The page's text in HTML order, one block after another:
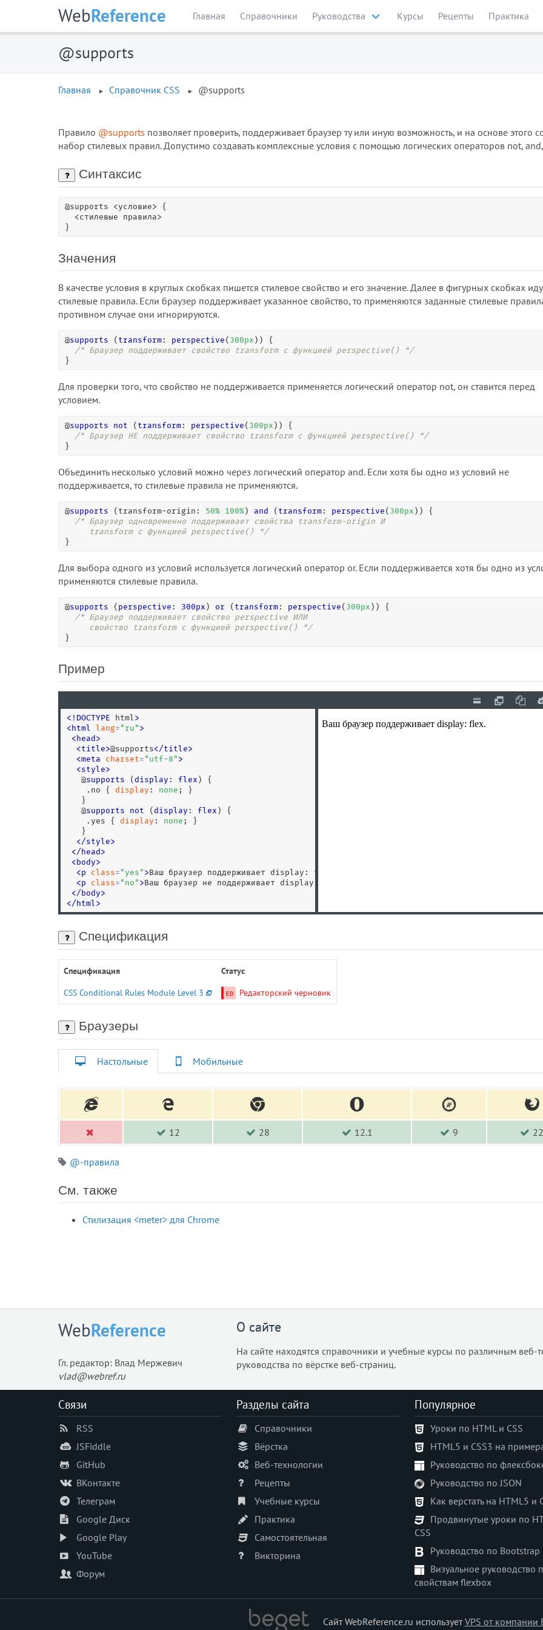
WebReference Главная Справочники Руководства Курсы Рецепты Практика
@supports
Главная Справочник CSS @supports
Правило @supports позволяет проверить, поддерживает браузер ту или иную возможность, и на основе этого
набор стилевых правил. Допустимо создавать комплексные условия с помощью логических операторов not,
Синтаксис
@supports <условие> {
  <стилевые правила>
}
Значения
В качестве условия в круглых скобках пишется стилевое свойство и его значение. Далее в фигурных скобках
стилевые правила. Если браузер поддерживает указанное свойство, то применяются заданные стилевые
противном случае они игнорируются.
@supports ( transform : perspective ( 300px )) {
/* Браузер поддерживает свойство transform с функцией perspective() */
}
Для проверки того, что свойство не поддерживается применяется логический оператор not, он ставится перед
условием.
@supports not ( transform : perspective ( 300px )) {
/* Браузер НЕ поддерживает свойство transform с функцией perspective() */
}
Объединить несколько условий можно через логический оператор and. Если хотя бы одно из условий не
поддерживается, то стилевые правила не применяются.
@supports (transform-origin: 50% 100%) and ( transform : perspective ( 300px )) {
/* Браузер одновременно поддерживает свойства transform-origin И
     transform с функцией perspective() */
}
Для выбора одного из условий используется логический оператор or. Если поддерживается хотя бы одно из
применяются стилевые правила.
@supports ( perspective : 300px ) or ( transform : perspective ( 300px )) {
/* Браузер поддерживает свойство perspective ИЛИ
     свойство transform с функцией perspective() */
}
Пример
< ! DOCTYPE html >
< html lang= " ru " >
< head >
<title>@supports</title>
<meta charset= " utf-8 " >
<style>
   @
supports ( display : flex ) {
.no { display : none ; }
   }
   @
supports not ( display : flex ) {
.yes { display : none ; }
   }
</style>
</ head >
< body>
<p class= " yes " >Ваш браузер поддерживает display: flex.
<p class= " no " >Ваш браузер не поддерживает display: flex.
</ body>
</ html >
Спецификация
Спецификация
Статус
CSS Conditional Rules Module Level 3
Редакторский черновик
Браузеры
Настольные Мобильные
12 28 12.1 9 22
@-правила
См. также
Стилизация <meter> для Chrome
WebReference
Гл. редактор: Влад Мержевич
vlad@webref.ru
О сайте
На сайте находятся справочники и учебные курсы по различным веб-
руководства по вёрстке веб-страниц.
Связи
RSS
JSFiddle
GitHub
ВКонтакте
Телеграм
Google Диск
Google Play
YouTube
Форум
Разделы сайта
Справочники
Вёрстка
Веб-технологии
Рецепты
Учебные курсы
Практика
Самостоятельная
Викторина
Популярное
Уроки по HTML и CSS
HTML5 и CSS3 на
Руководство по
Руководство по JSON
Как верстать на HTML5 и
Продвинутые уроки по
CSS
Руководство по Bootstrap
Визуальное руководство
свойствам flexbox
Сайт WebReference.ru используетVPS от компании